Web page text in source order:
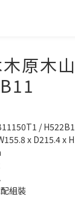
原木
/
x D215.4 x
組裝